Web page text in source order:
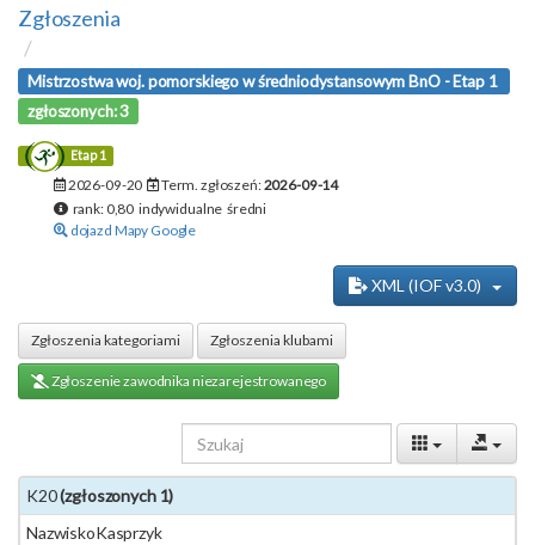
Zgłoszenia
Mistrzostwa woj. pomorskiego w średniodystansowym BnO - Etap 1
zgłoszonych: 3
Etap 1
2026-09-20 Term. zgłoszeń:2026-09-14
rank: 0,80 indywidualne średni
dojazd Mapy Google
XML (IOF v3.0)
Zgłoszenia kategoriami Zgłoszenia klubami
Zgłoszenie zawodnika niezarejestrowanego
K20(zgłoszonych 1)
NazwiskoKasprzyk